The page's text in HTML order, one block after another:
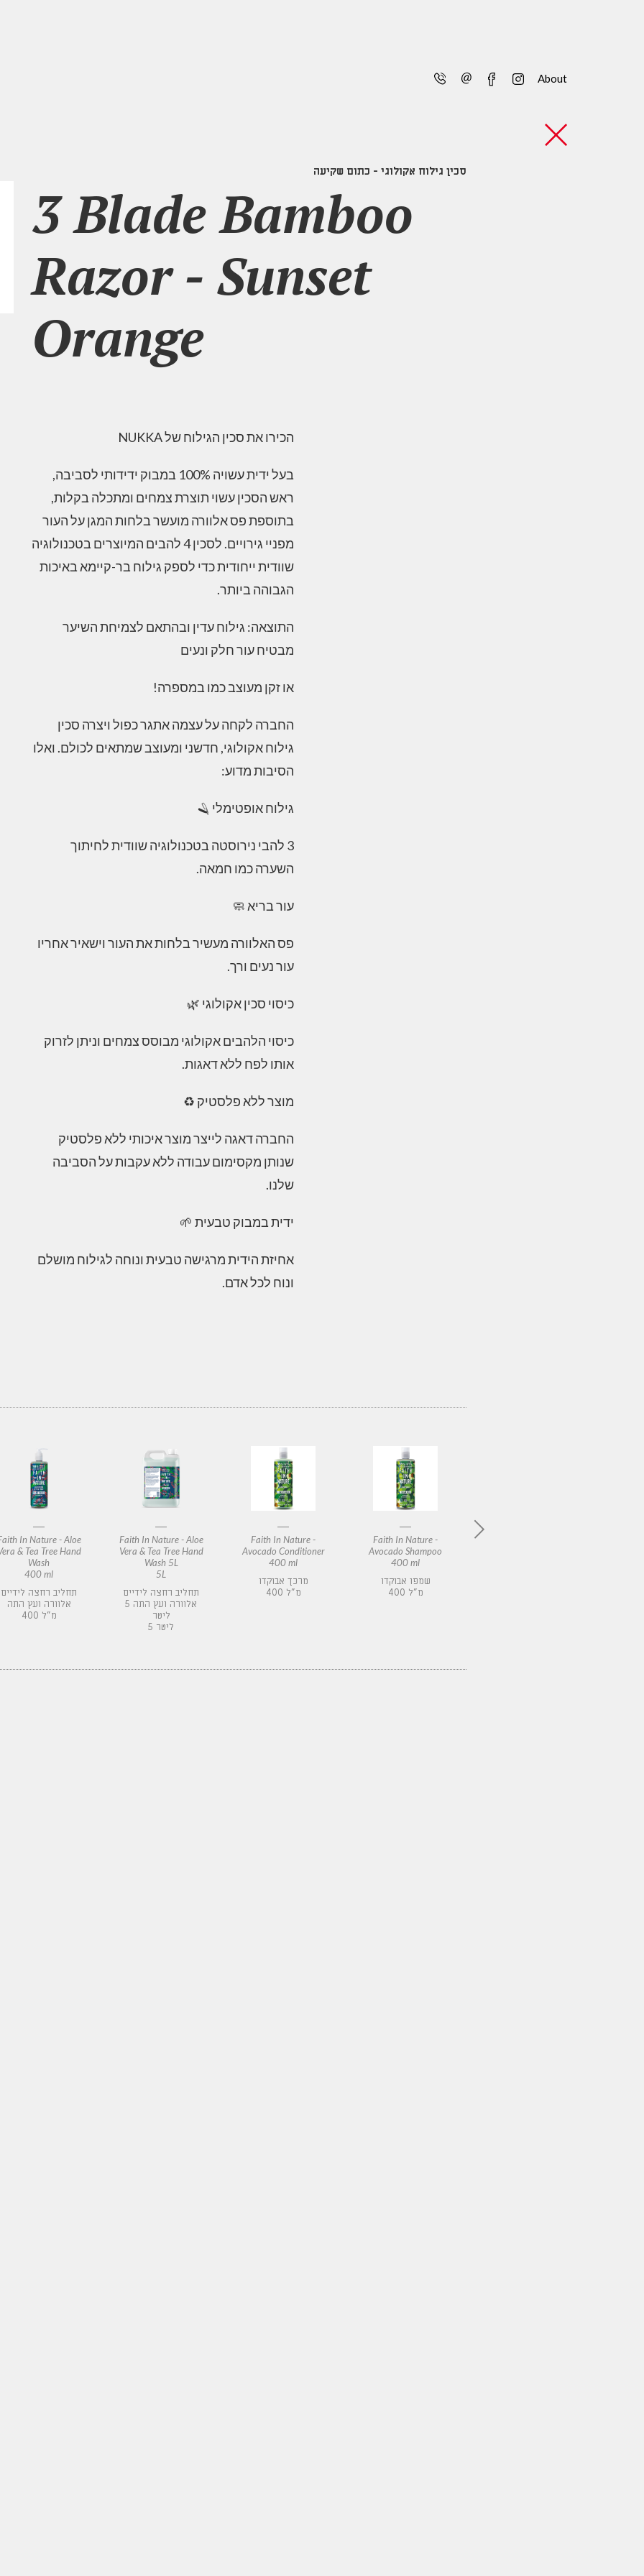
telephone
email facebookinstagram
About
סכין גילוח אקולוגי - כתום שקיעה
3 Blade Bamboo
Razor - Sunset
Orange
הכירו את סכין הגילוח של NUKKA
בעל ידית עשויה 100% במבוק ידידותי לסביבה,
ראש הסכין עשוי תוצרת צמחים ומתכלה בקלות,
בתוספת פס אלוורה מועשר בלחות המגן על העור
מפניי גירויים. לסכין 4 להבים המיוצרים בטכנולוגיה
שוודית ייחודית כדי לספק גילוח בר-קיימא באיכות
הגבוהה ביותר.
התוצאה: גילוח עדין ובהתאם לצמיחת השיער
מבטיח עור חלק ונעים
או זקן מעוצב כמו במספרה!
החברה לקחה על עצמה אתגר כפול ויצרה סכין
גילוח אקולוגי, חדשני ומעוצב שמתאים לכולם. ואלו
הסיבות מדוע:
גילוח אופטימלי 🪒
3 להבי נירוסטה בטכנולוגיה שוודית לחיתוך
השערה כמו חמאה.
עור בריא 🧼
פס האלוורה מעשיר בלחות את העור וישאיר אחריו
עור נעים ורך.
כיסוי סכין אקולוגי 🌿
כיסוי הלהבים אקולוגי מבוסס צמחים וניתן לזרוק
אותו לפח ללא דאגות.
מוצר ללא פלסטיק ♻️
החברה דאגה לייצר מוצר איכותי ללא פלסטיק
שנותן מקסימום עבודה ללא עקבות על הסביבה
שלנו.
ידית במבוק טבעית 🌱
אחיזת הידית מרגישה טבעית ונוחה לגילוח מושלם
ונוח לכל אדם.
In Nature - Aloe
& Tea Tree Hand
Wash
400 ml
תחליב רחצה לידיים
אלוורה ועץ התה
400 מ"ל
Faith In Nature - Aloe
Vera & Tea Tree Hand
Wash 5L
5L
תחליב רחצה לידיים
אלוורה ועץ התה 5
ליטר
5 ליטר
Faith In Nature -
Avocado Conditioner
400 ml
מרכך אבוקדו
400 מ"ל
Faith In Nature -
Avocado Shampoo
400 ml
שמפו אבוקדו
400 מ"ל